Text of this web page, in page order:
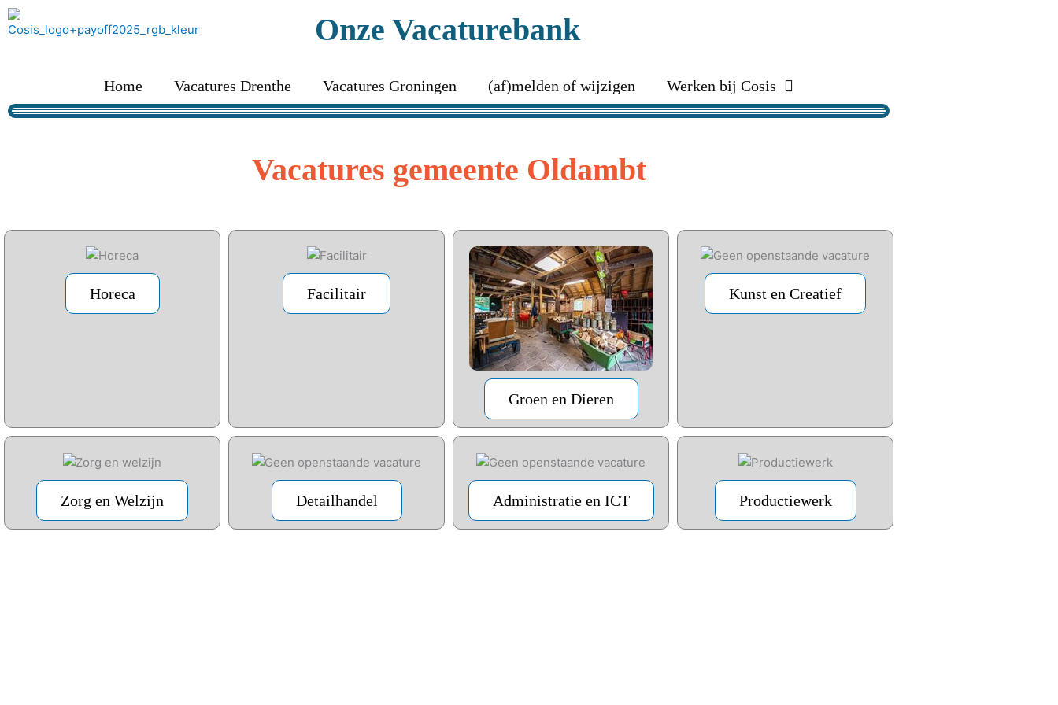
Ga
naar
Onze Vacaturebank
Home Vacatures Drenthe Vacatures Groningen (af)melden of wijzigen Werken bij Cosis
Vacatures gemeente Oldambt
Horeca Facilitair
Groen en Dieren
Kunst en Creatief
Zorg en Welzijn Detailhandel Administratie en ICT Productiewerk